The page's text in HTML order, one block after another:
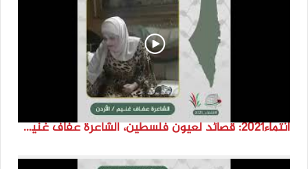
انتماء2021: قصائد لعيون فلسطين، الشاعرة عفاف غنيم، الاردن